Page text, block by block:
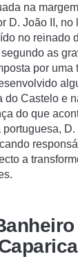
na
D. João II,
no reinado
as
por uma
do Castelo e
do que
a